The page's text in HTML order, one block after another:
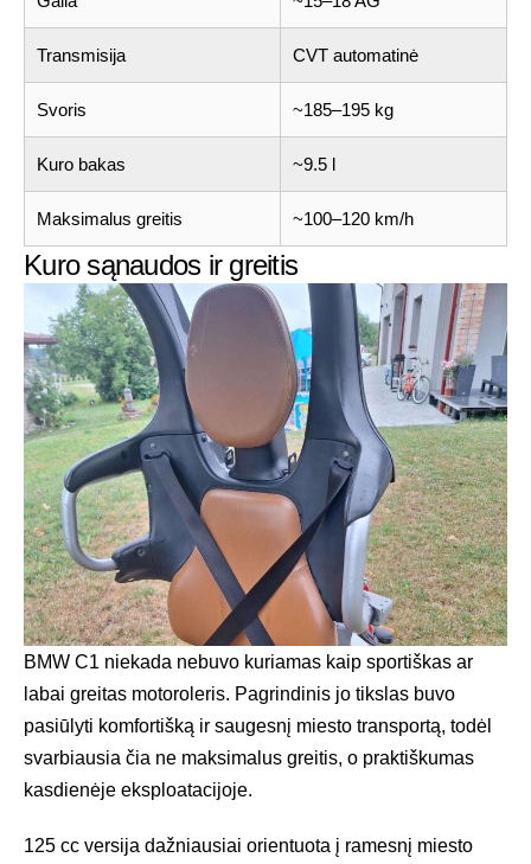
Transmisija CVT automatinė
Svoris ~185–195 kg
Kuro bakas ~9.5 l
Maksimalus greitis ~100–120 km/h
Kuro sąnaudos ir greitis
BMW C1 niekada nebuvo kuriamas kaip sportiškas ar
labai greitas motoroleris. Pagrindinis jo tikslas buvo
pasiūlyti komfortišką ir saugesnį miesto transportą, todėl
svarbiausia čia ne maksimalus greitis, o praktiškumas
kasdienėje eksploatacijoje.
125 cc versija dažniausiai orientuota į ramesnį miesto